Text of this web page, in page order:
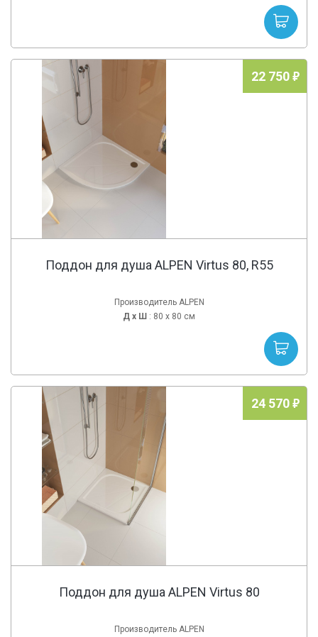
22 750
Поддон для душа ALPEN Virtus 80, R55
Производитель ALPEN
Д х Ш : 80 x 80 см
24 570
Поддон для душа ALPEN Virtus 80
Производитель ALPEN